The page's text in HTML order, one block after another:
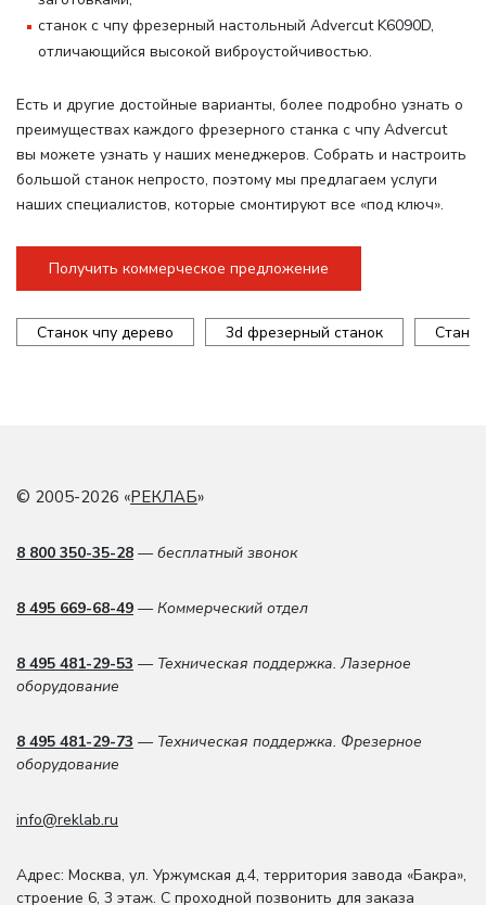
станок с чпу фрезерный настольный Advercut K6090D,
отличающийся высокой виброустойчивостью.
Есть и другие достойные варианты, более подробно узнать о
преимуществах каждого фрезерного станка с чпу Advercut
вы можете узнать у наших менеджеров. Собрать и настроить
большой станок непросто, поэтому мы предлагаем услуги
наших специалистов, которые смонтируют все «под ключ».
Получить коммерческое предложение
Станок чпу дерево 3d фрезерный станок
© 2005-2026 «РЕКЛАБ»
8 800 350-35-28 — бесплатный звонок
8 495 669-68-49 — Коммерческий отдел
8 495 481-29-53 — Техническая поддержка. Лазерное
оборудование
8 495 481-29-73 — Техническая поддержка. Фрезерное
оборудование
info@reklab.ru
Адрес: Москва, ул. Уржумская д.4, территория завода «Бакра»,
строение 6, 3 этаж. С проходной позвонить для заказа